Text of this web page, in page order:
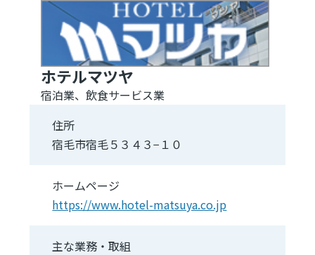
ホテルマツヤ
宿泊業、飲食サービス業
住所
宿毛市宿毛５３４３−１０
ホームページ
https://www.hotel-matsuya.co.jp
主な業務・取組